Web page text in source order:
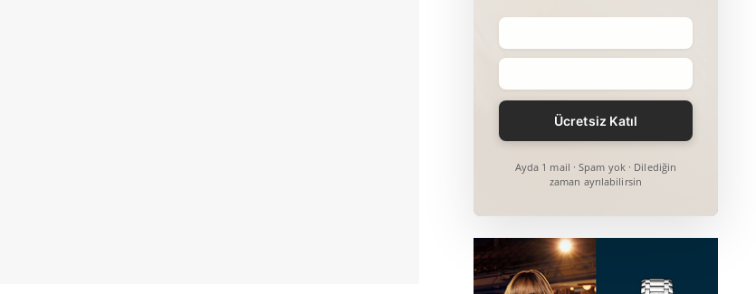
Ayda 1 mail · Spam yok · Dilediğin
zaman ayrılabilirsin